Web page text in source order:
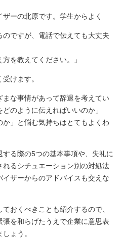
ーの北原です。学生からよく
のですが、電話で伝えても大丈夫
を教えてください。」
けます。
な事情があって辞退を考えてい
のように伝えればいいのか」
か」と悩む気持ちはとてもよくわ
る際の5つの基本事項や、失礼に
るシチュエーション別の対処法
ザーからのアドバイスも交えな
おくべきことも紹介するので、
を和らげたうえで企業に意思表
ょう。